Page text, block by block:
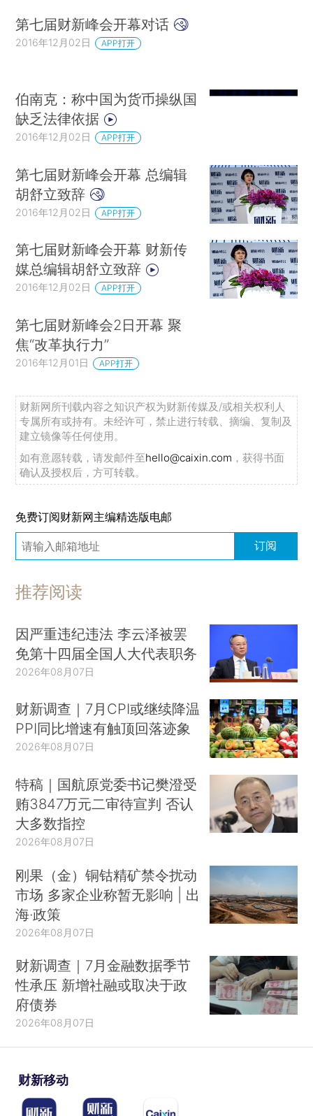
第七届财新峰会开幕对话
2016年12月02日 APP打开
伯南克：称中国为货币操纵国
缺乏法律依据
2016年12月02日 APP打开
第七届财新峰会开幕 总编辑
胡舒立致辞
2016年12月02日 APP打开
第七届财新峰会开幕 财新传
媒总编辑胡舒立致辞
2016年12月02日 APP打开
第七届财新峰会2日开幕 聚
焦“改革执行力”
2016年12月01日 APP打开
财新网所刊载内容之知识产权为财新传媒及/或相关权利人
专属所有或持有。未经许可，禁止进行转载、摘编、复制及
建立镜像等任何使用。
如有意愿转载，请发邮件至hello@caixin.com ，获得书面
确认及授权后，方可转载。
免费订阅财新网主编精选版电邮
订阅
推荐阅读
因严重违纪违法 李云泽被罢
免第十四届全国人大代表职务
2026年08月07日
财新调查｜7月CPI或继续降温
PPI同比增速有触顶回落迹象
2026年08月07日
特稿｜国航原党委书记樊澄受
贿3847万元二审待宣判 否认
大多数指控
2026年08月07日
刚果（金）铜钴精矿禁令扰动
市场 多家企业称暂无影响 | 出
海·政策
2026年08月07日
财新调查｜7月金融数据季节
性承压 新增社融或取决于政
府债券
2026年08月07日
财新移动